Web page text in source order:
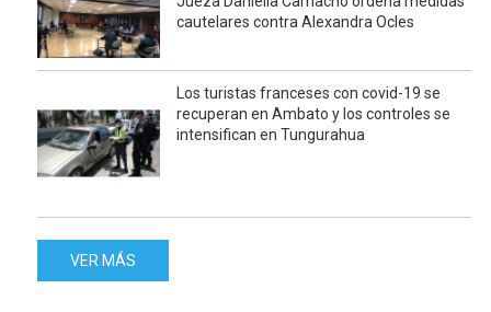
cautelares contra Alexandra Ocles
Los turistas franceses con covid-19 se
recuperan en Ambato y los controles se
intensifican en Tungurahua
VER MÁS